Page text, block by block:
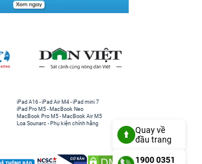
iPad A16 -iPad Air M4 -iPad mini 7
iPad Pro M5 - MacBook Neo
MacBook Pro M5 - MacBook Air M5
Loa Sounarc - Phụ kiện chính hãng
Quay về
đầu trang
1900 0351